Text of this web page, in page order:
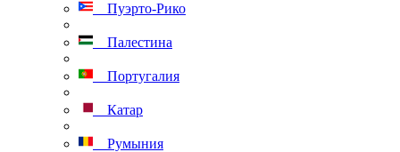
Пуэрто-Рико
Палестина
Португалия
Катар
Румыния